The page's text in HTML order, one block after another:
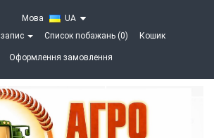
Мова
UA
Список побажань (0) Кошик
Оформлення замовлення